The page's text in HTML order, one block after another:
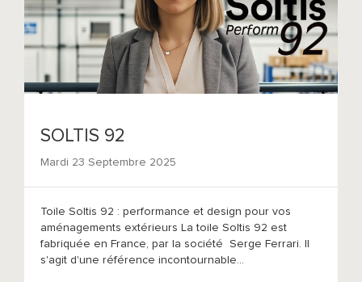
SOLTIS 92
Mardi 23 Septembre 2025
Toile Soltis 92 : performance et design pour vos
aménagements extérieurs La toile Soltis 92 est
fabriquée en France, par la société Serge Ferrari. Il
s'agit d'une référence incontournable...